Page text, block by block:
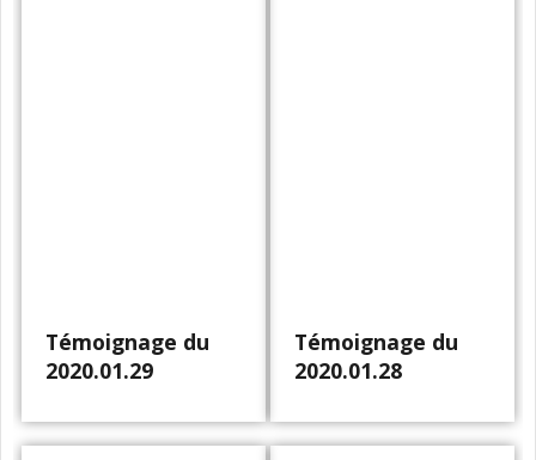
Témoignage du
2020.01.29
Témoignage du
2020.01.28